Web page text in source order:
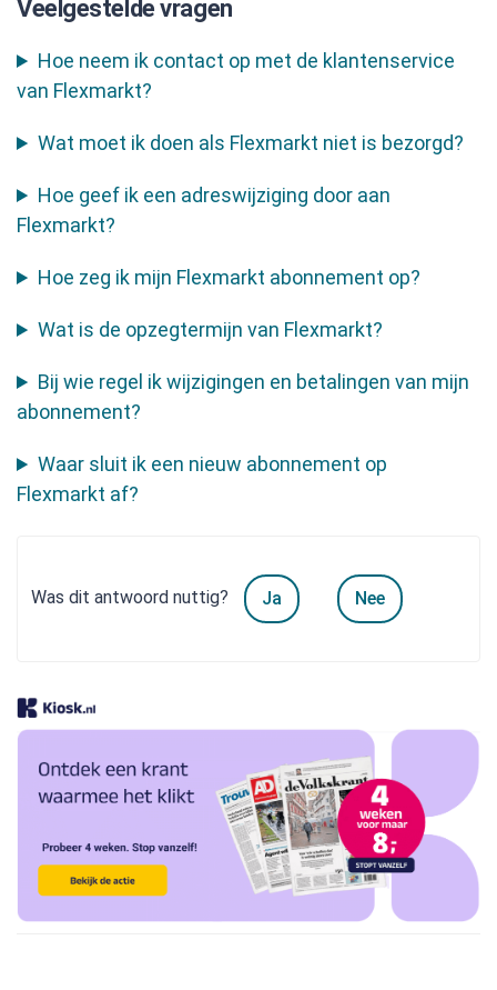
Veelgestelde vragen
Hoe neem ik contact op met de klantenservice
van Flexmarkt?
Wat moet ik doen als Flexmarkt niet is bezorgd?
Hoe geef ik een adreswijziging door aan
Flexmarkt?
Hoe zeg ik mijn Flexmarkt abonnement op?
Wat is de opzegtermijn van Flexmarkt?
Bij wie regel ik wijzigingen en betalingen van mijn
abonnement?
Waar sluit ik een nieuw abonnement op
Flexmarkt af?
Was dit antwoord nuttig? Ja Nee